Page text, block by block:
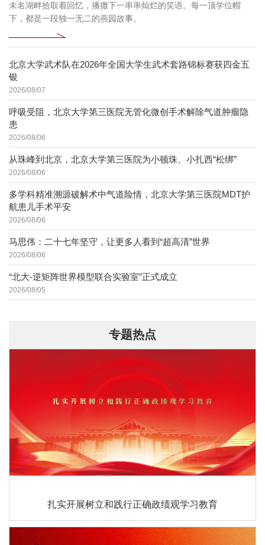
未名湖畔拾取着回忆，播撒下一串串灿烂的笑语。每一顶学位帽
下，都是一段独一无二的燕园故事。
北京大学武术队在2026年全国大学生武术套路锦标赛获四金五
银
2026/08/07
呼吸受阻，北京大学第三医院无管化微创手术解除气道肿瘤隐
患
2026/08/06
从珠峰到北京，北京大学第三医院为小顿珠、小扎西“松绑”
2026/08/06
多学科精准溯源破解术中气道险情，北京大学第三医院MDT护
航患儿手术平安
2026/08/06
马思伟：二十七年坚守，让更多人看到“超高清”世界
2026/08/06
“北大-逆矩阵世界模型联合实验室”正式成立
2026/08/05
专题热点
扎实开展树立和践行正确政绩观学习教育